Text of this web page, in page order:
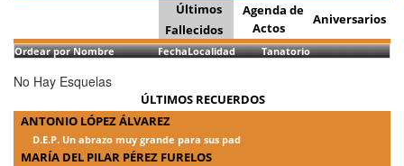
Últimos
Fallecidos
Agenda de
Actos
Aniversarios
Ordear por Nombre FechaLocalidad Tanatorio
No Hay Esquelas
ÚLTIMOS RECUERDOS
ANTONIO LÓPEZ ÁLVAREZ
D.E.P. Un abrazo muy grande para sus pad
MARÍA DEL PILAR PÉREZ FURELOS